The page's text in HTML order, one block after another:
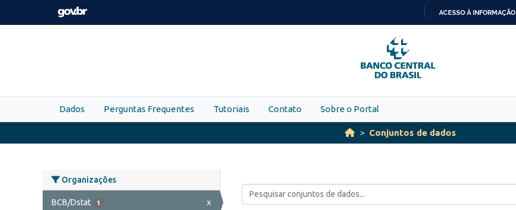
Skip to main content
PARA
O
CONTEÚDO
ACESSO À INFORMAÇÃO
Dados Perguntas Frequentes Tutoriais Contato Sobre o Portal
Conjuntos de dados
Organizações
BCB/Dstat 1 x